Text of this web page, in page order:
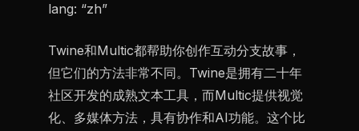
lang: “zh”
Twine和Multic都帮助你创作互动分支故事，
但它们的方法非常不同。Twine是拥有二十年
社区开发的成熟文本工具，而Multic提供视觉
化、多媒体方法，具有协作和AI功能。这个比